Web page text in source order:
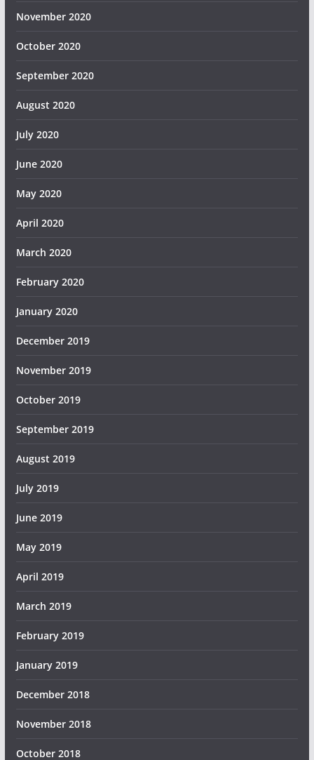
November 2020
October 2020
September 2020
August 2020
July 2020
June 2020
May 2020
April 2020
March 2020
February 2020
January 2020
December 2019
November 2019
October 2019
September 2019
August 2019
July 2019
June 2019
May 2019
April 2019
March 2019
February 2019
January 2019
December 2018
November 2018
October 2018